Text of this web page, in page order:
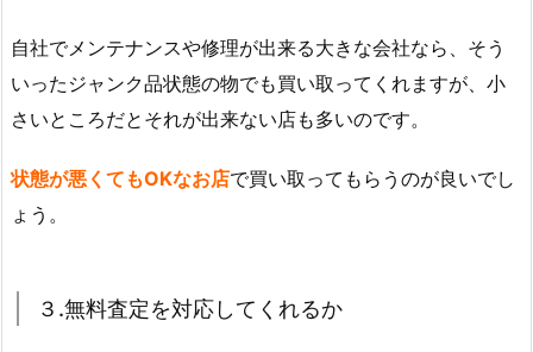
自社でメンテナンスや修理が出来る大きな会社なら、そう
いったジャンク品状態の物でも買い取ってくれますが、小
さいところだとそれが出来ない店も多いのです。
状態が悪くてもOKなお店で買い取ってもらうのが良いでし
ょう。
３.無料査定を対応してくれるか